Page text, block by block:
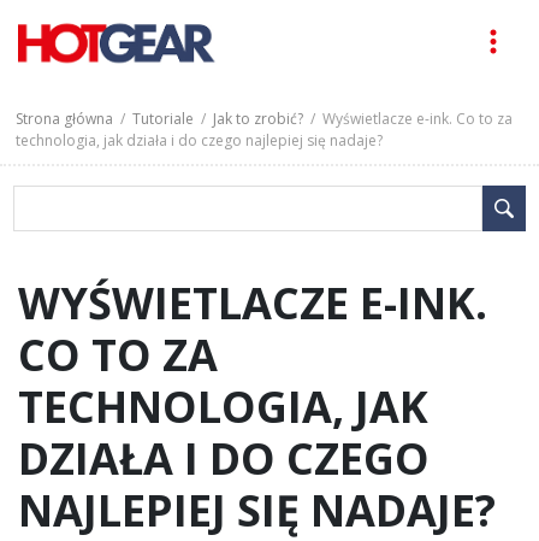
Strona główna /Tutoriale / Jak to zrobić? / Wyświetlacze e-ink. Co to za
technologia, jak działa i do czego najlepiej się nadaje?
WYŚWIETLACZE E-INK.
CO TO ZA
TECHNOLOGIA, JAK
DZIAŁA I DO CZEGO
NAJLEPIEJ SIĘ NADAJE?